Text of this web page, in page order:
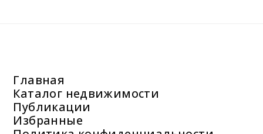
Главная
Каталог недвижимости
Публикации
Избранные